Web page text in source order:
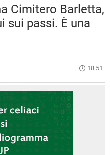
Cimitero Barletta,
sui passi. È una
18.51